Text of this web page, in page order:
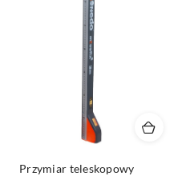
Przymiar teleskopowy